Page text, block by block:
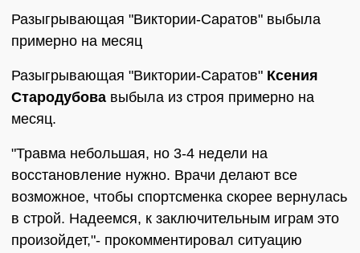
Разыгрывающая "Виктории-Саратов" выбыла
примерно на месяц
Разыгрывающая "Виктории-Саратов" Ксения
Стародубова выбыла из строя примерно на
месяц.
"Травма небольшая, но 3-4 недели на
восстановление нужно. Врачи делают все
возможное, чтобы спортсменка скорее вернулась
в строй. Надеемся, к заключительным играм это
произойдет,"- прокомментировал ситуацию